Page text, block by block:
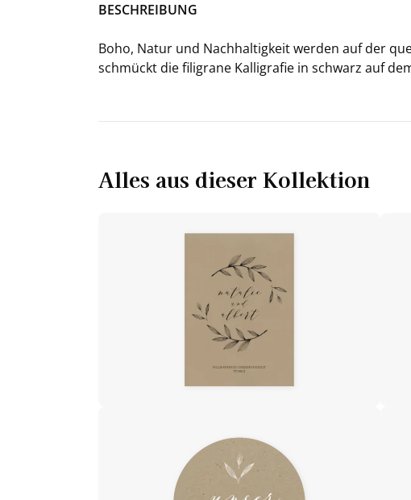
BE­SCHREI­BUNG
Boho, Natur und Nach­hal­tig­keit wer­den auf der
schmückt die fi­li­gra­ne Kal­li­gra­fie in schwarz auf
Alles aus dieser Kollektion